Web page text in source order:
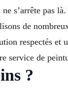
s’arrête pas
de
respectés et
service de
?